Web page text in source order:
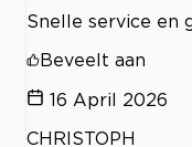
Snelle service en
Beveelt aan
16 April 2026
CHRISTOPH